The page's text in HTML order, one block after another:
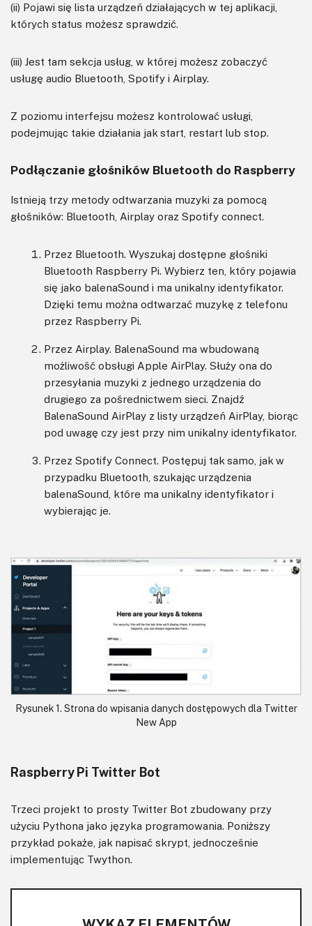
(ii) Pojawi się lista urządzeń działających w tej aplikacji,
których status możesz sprawdzić.
(iii) Jest tam sekcja usług, w której możesz zobaczyć
usługę audio Bluetooth, Spotify i Airplay.
Z poziomu interfejsu możesz kontrolować usługi,
podejmując takie działania jak start, restart lub stop.
Podłączanie głośników Bluetooth do Raspberry
Istnieją trzy metody odtwarzania muzyki za pomocą
głośników: Bluetooth, Airplay oraz Spotify connect.
Przez Bluetooth. Wyszukaj dostępne głośniki
Bluetooth Raspberry Pi. Wybierz ten, który pojawia
się jako balenaSound i ma unikalny identyfikator.
Dzięki temu można odtwarzać muzykę z telefonu
przez Raspberry Pi.
Przez Airplay. BalenaSound ma wbudowaną
możliwość obsługi Apple AirPlay. Służy ona do
przesyłania muzyki z jednego urządzenia do
drugiego za pośrednictwem sieci. Znajdź
BalenaSound AirPlay z listy urządzeń AirPlay, biorąc
pod uwagę czy jest przy nim unikalny identyfikator.
Przez Spotify Connect. Postępuj tak samo, jak w
przypadku Bluetooth, szukając urządzenia
balenaSound, które ma unikalny identyfikator i
wybierając je.
Rysunek 1. Strona do wpisania danych dostępowych dla Twitter
New App
Raspberry Pi Twitter Bot
Trzeci projekt to prosty Twitter Bot zbudowany przy
użyciu Pythona jako języka programowania. Poniższy
przykład pokaże, jak napisać skrypt, jednocześnie
implementując Twython.